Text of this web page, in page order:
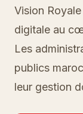
Vision
digitale au
Les
publics
leur gestion